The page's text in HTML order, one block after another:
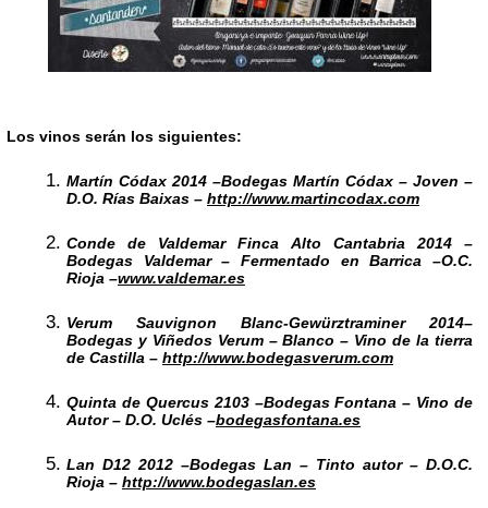
Los vinos serán los siguientes:
Martín Códax 2014 –Bodegas Martín Códax – Joven –
D.O. Rías Baixas – http://www.martincodax.com
Conde de Valdemar Finca Alto Cantabria 2014 –
Bodegas Valdemar – Fermentado en Barrica –O.C.
Rioja –www.valdemar.es
Verum Sauvignon Blanc-Gewürztraminer 2014–
Bodegas y Viñedos Verum – Blanco – Vino de la tierra
de Castilla – http://www.bodegasverum.com
Quinta de Quercus 2103 –Bodegas Fontana – Vino de
Autor – D.O. Uclés –bodegasfontana.es
Lan D12 2012 –Bodegas Lan – Tinto autor – D.O.C.
Rioja – http://www.bodegaslan.es